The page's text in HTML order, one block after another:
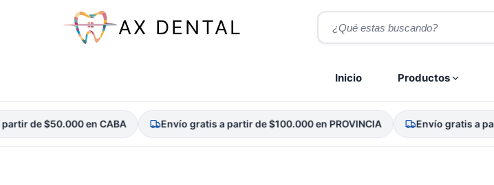
AX DENTAL
Búsqueda
productos
Inicio Productos
$50.000 en CABA Envío gratis a partir de $100.000 en PROVINCIA Envío gratis a partir